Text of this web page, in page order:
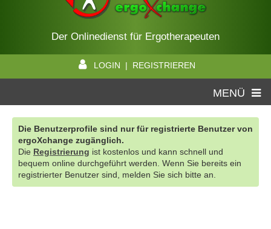
Der Onlinedienst für Ergotherapeuten
LOGIN | REGISTRIEREN
MENÜ
Die Benutzerprofile sind nur für registrierte Benutzer von
ergoXchange zugänglich.
Die Registrierung ist kostenlos und kann schnell und
bequem online durchgeführt werden. Wenn Sie bereits ein
registrierter Benutzer sind, melden Sie sich bitte an.